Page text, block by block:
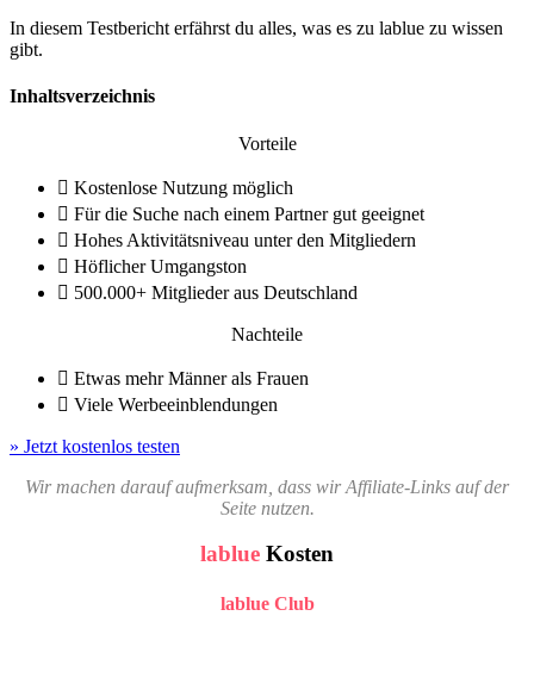
In diesem Testbericht erfährst du alles, was es zu lablue zu wissen
gibt.
Inhaltsverzeichnis
Vorteile
Kostenlose Nutzung möglich
Für die Suche nach einem Partner gut geeignet
Hohes Aktivitätsniveau unter den Mitgliedern
Höflicher Umgangston
500.000+ Mitglieder aus Deutschland
Nachteile
Etwas mehr Männer als Frauen
Viele Werbeeinblendungen
» Jetzt kostenlos testen
Wir machen darauf aufmerksam, dass wir Affiliate-Links auf der
Seite nutzen.
lablue Kosten
lablue Club